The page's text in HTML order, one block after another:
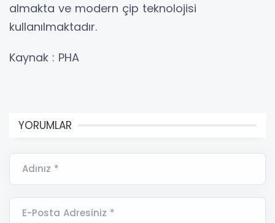
almakta ve modern çip teknolojisi
kullanılmaktadır.
Kaynak : PHA
YORUMLAR
Adınız *
E-Posta Adresiniz *